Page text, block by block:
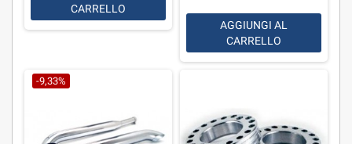
CARRELLO
AGGIUNGI AL
CARRELLO
-9,33%